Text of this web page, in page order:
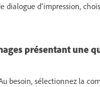
d’impression,
présentant une
besoin, sélectionnez la